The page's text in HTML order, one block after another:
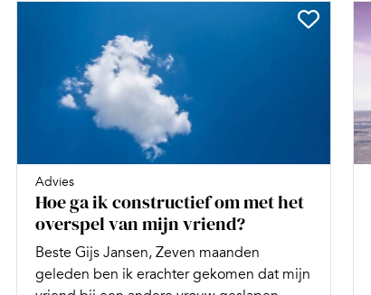
Advies
Hoe ga ik constructief om met het
overspel van mijn vriend?
Beste Gijs Jansen, Zeven maanden
geleden ben ik erachter gekomen dat mijn